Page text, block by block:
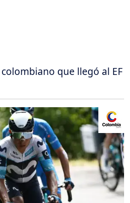
que llegó al EF